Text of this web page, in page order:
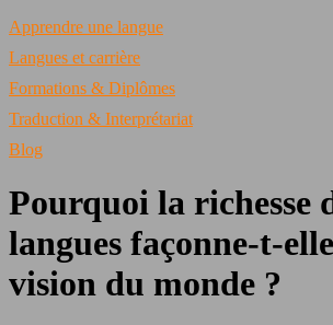
Apprendre une langue
Langues et carrière
Formations & Diplômes
Traduction & Interprétariat
Blog
Pourquoi la richesse
langues façonne-t-
vision du monde ?